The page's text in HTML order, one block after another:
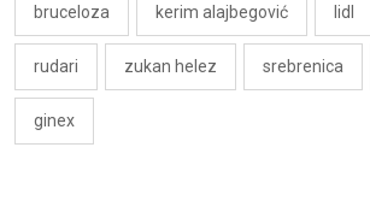
bruceloza kerim alajbegović lidl
rudari zukan helez srebrenica
ginex